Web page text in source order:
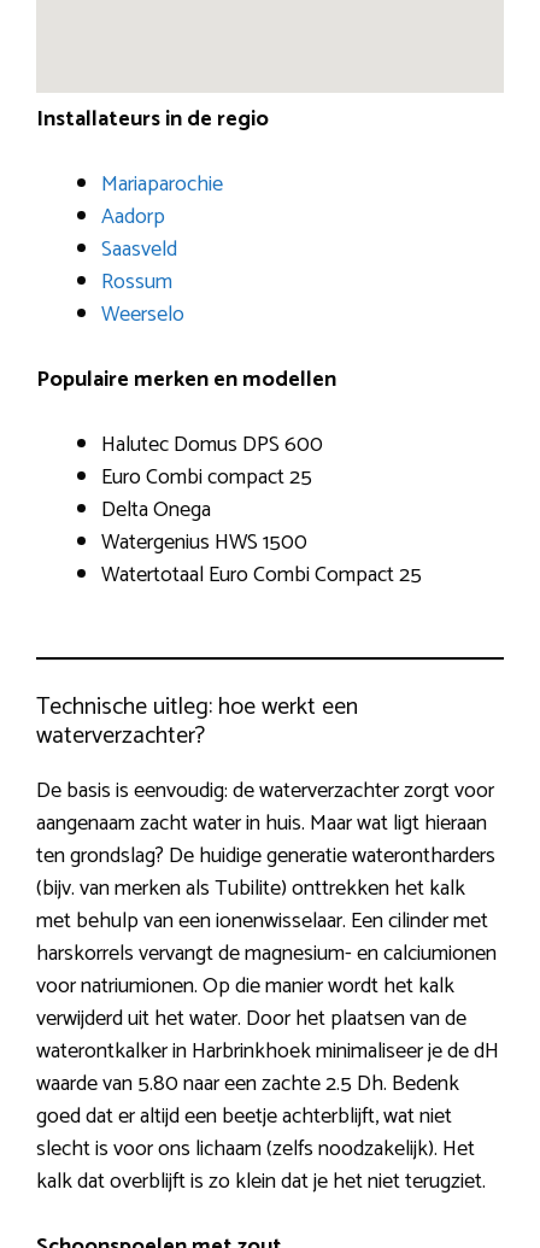
Installateurs in de regio
Mariaparochie
Aadorp
Saasveld
Rossum
Weerselo
Populaire merken en modellen
Halutec Domus DPS 600
Euro Combi compact 25
Delta Onega
Watergenius HWS 1500
Watertotaal Euro Combi Compact 25
Technische uitleg: hoe werkt een
waterverzachter?
De basis is eenvoudig: de waterverzachter zorgt voor
aangenaam zacht water in huis. Maar wat ligt hieraan
ten grondslag? De huidige generatie waterontharders
(bijv. van merken als Tubilite) onttrekken het kalk
met behulp van een ionenwisselaar. Een cilinder met
harskorrels vervangt de magnesium- en calciumionen
voor natriumionen. Op die manier wordt het kalk
verwijderd uit het water. Door het plaatsen van de
waterontkalker in Harbrinkhoek minimaliseer je de dH
waarde van 5.80 naar een zachte 2.5 Dh. Bedenk
goed dat er altijd een beetje achterblijft, wat niet
slecht is voor ons lichaam (zelfs noodzakelijk). Het
kalk dat overblijft is zo klein dat je het niet terugziet.